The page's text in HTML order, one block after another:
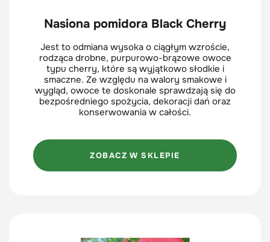
Nasiona pomidora Black Cherry
Jest to odmiana wysoka o ciągłym wzroście,
rodząca drobne, purpurowo-brązowe owoce
typu cherry, które są wyjątkowo słodkie i
smaczne. Ze względu na walory smakowe i
wygląd, owoce te doskonale sprawdzają się do
bezpośredniego spożycia, dekoracji dań oraz
konserwowania w całości.
ZOBACZ W SKLEPIE